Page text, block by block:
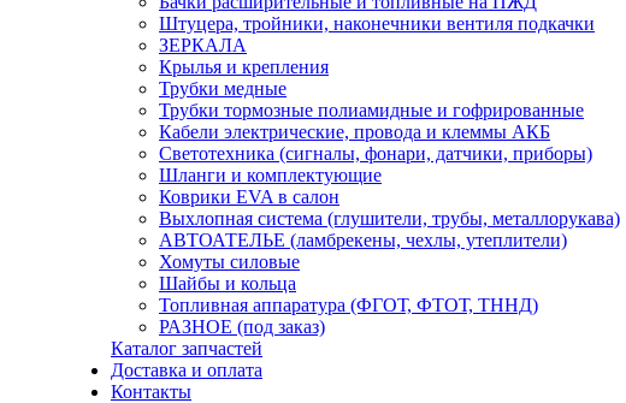
Штуцера, тройники, наконечники вентиля подкачки
ЗЕРКАЛА
Крылья и крепления
Трубки медные
Трубки тормозные полиамидные и гофрированные
Кабели электрические, провода и клеммы АКБ
Светотехника (сигналы, фонари, датчики, приборы)
Шланги и комплектующие
Коврики EVA в салон
Выхлопная система (глушители, трубы, металлорукава)
АВТОАТЕЛЬЕ (ламбрекены, чехлы, утеплители)
Хомуты силовые
Шайбы и кольца
Топливная аппаратура (ФГОТ, ФТОТ, ТННД)
РАЗНОЕ (под заказ)
Каталог запчастей
Доставка и оплата
Контакты